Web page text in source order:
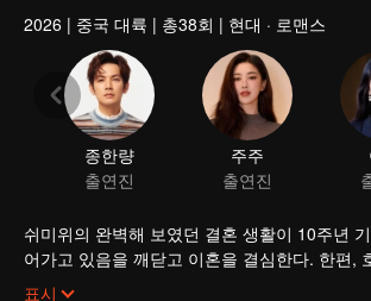
2026 | 중국 대륙 | 총38회 | 현대 · 로맨스
종한량
출연진
주주
출연진
쉬미위의 완벽해 보였던 결혼 생활이 10주년
어가고 있음을 깨닫고 이혼을 결심한다. 한편,
는 쉬미위는 푸룽 호텔의 객실 청소부로 일하
표시